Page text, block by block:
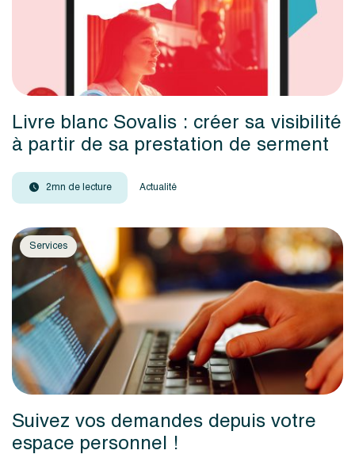
Livre blanc Sovalis : créer sa visibilité
à partir de sa prestation de serment
2mn de lecture Actualité
Services
Suivez vos demandes depuis votre
espace personnel !